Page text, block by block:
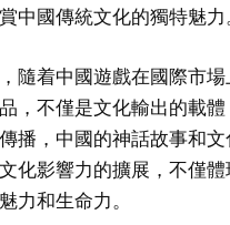
中國傳統文化的獨特魅力
隨着中國遊戲在國際市
，不僅是文化輸出的載
播，中國的神話故事和
化影響力的擴展，不僅
力和生命力。